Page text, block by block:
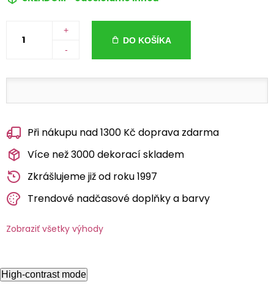
+
-
DO KOŠÍKA
Při nákupu nad 1300 Kč doprava zdarma
Více než 3000 dekorací skladem
Zkrášlujeme již od roku 1997
Trendové nadčasové doplňky a barvy
Zobraziť všetky výhody
High-contrast mode